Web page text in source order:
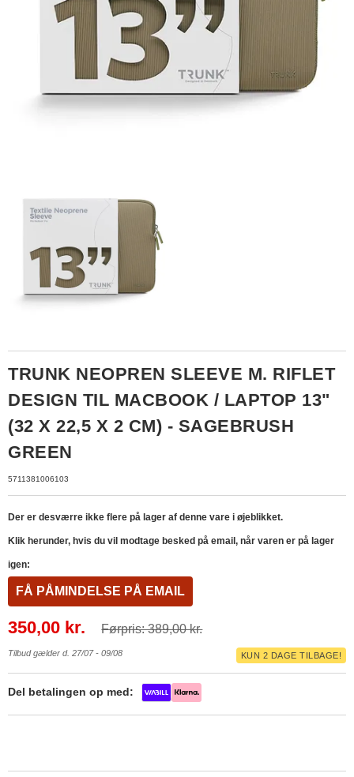
TRUNK NEOPREN SLEEVE M. RIFLET
DESIGN TIL MACBOOK / LAPTOP 13"
(32 X 22,5 X 2 CM) - SAGEBRUSH
GREEN
5711381006103
Der er desværre ikke flere på lager af denne vare i øjeblikket.
Klik herunder, hvis du vil modtage besked på email, når varen er på lager
igen:
FÅ PÅMINDELSE PÅ EMAIL
350,00 kr. Førpris: 389,00 kr.
Tilbud gælder d. 27/07 - 09/08 KUN 2 DAGE TILBAGE!
Del betalingen op med: